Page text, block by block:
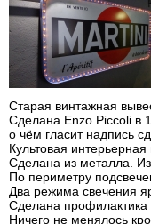
Старая винтажная
Сделана Enzo Piccoli в
о чём гласит надпись
Культовая
Сделана из металла.
По периметру
Два режима свечения
Сделана профилактика
Ничего не менялось